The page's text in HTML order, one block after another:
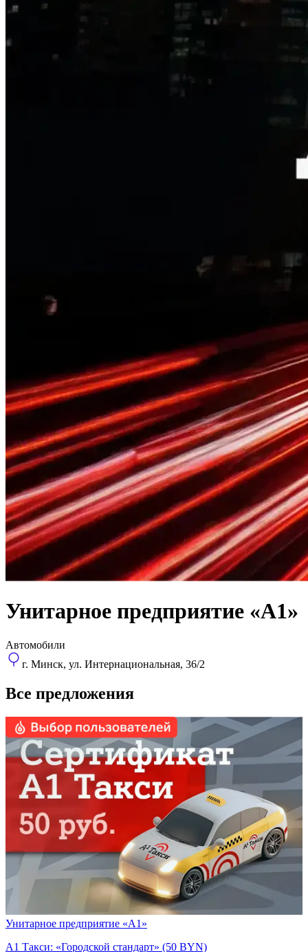
Унитарное предприятие «А1»
Автомобили
г. Минск, ул. Интернациональная, 36/2
Все предложения
Унитарное предприятие «А1»
А1 Такси: «Городской стандарт» (50 BYN)